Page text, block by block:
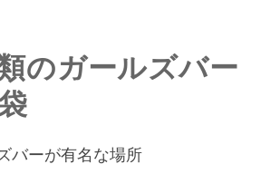
のガールズバー
バーが有名な場所